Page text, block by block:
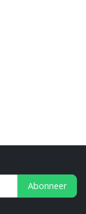
Abonneer